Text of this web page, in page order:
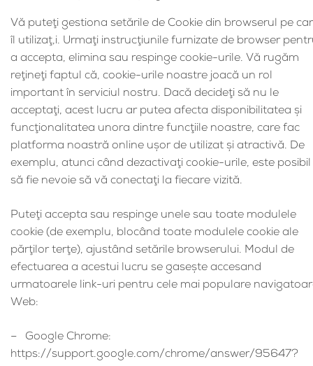
Vă puteţi gestiona setările de Cookie din browserul pe
îl utilizaţ,i. Urmaţi instrucţiunile furnizate de browser
a accepta, elimina sau respinge cookie-urile. Vă rugăm
reţineţi faptul că, cookie-urile noastre joacă un rol
important în serviciul nostru. Dacă decideţi să nu le
acceptaţi, acest lucru ar putea afecta disponibilitatea şi
funcţionalitatea unora dintre funcţiile noastre, care fac
platforma noastră online uşor de utilizat şi atractivă. De
exemplu, atunci când dezactivaţi cookie-urile, este posibil
să fie nevoie să vă conectaţi la fiecare vizită.
Puteţi accepta sau respinge unele sau toate modulele
cookie (de exemplu, blocând toate modulele cookie ale
părţilor terţe), ajustând setările browserului. Modul de
efectuarea a acestui lucru se gaseşte accesand
urmatoarele link-uri pentru cele mai populare
Web:
– Google Chrome:
https://support.google.com/chrome/answer/95647?